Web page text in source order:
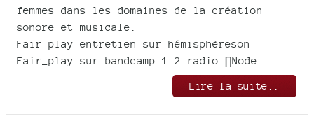
femmes dans les domaines de la création
sonore et musicale.
Fair_play entretien sur hémisphèreson
Fair_play sur bandcamp 1 2 radio ∏Node
Lire la suite..